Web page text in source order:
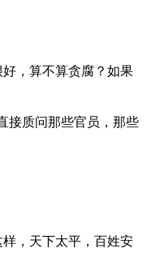
，算不算贪腐？如果
接质问那些官员，那些
，天下太平，百姓安